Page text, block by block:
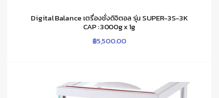
Digital Balance เตรื่องชั่งดิจิตอล รุ่น SUPER-3S-3K
CAP : 3000g x 1g
฿5,500.00